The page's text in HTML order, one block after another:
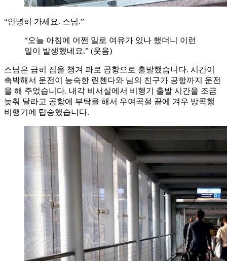
“안녕히 가세요. 스님.”
“오늘 아침에 어쩐 일로 여유가 있나 했더니 이런
일이 발생했네요.” (웃음)
스님은 급히 짐을 챙겨 파로 공항으로 출발했습니다. 시간이
촉박해서 운전이 능숙한 린첸다와 님의 친구가 공항까지 운전
을 해 주었습니다. 내각 비서실에서 비행기 출발 시간을 조금
늦춰 달라고 공항에 부탁을 해서 우여곡절 끝에 겨우 방콕행
비행기에 탑승했습니다.